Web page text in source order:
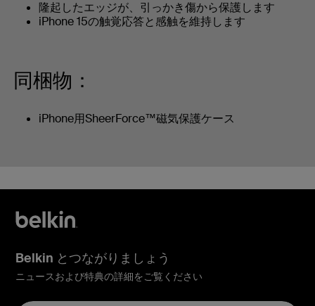
隆起したエッジが、引っかき傷から保護します
iPhone 15の触覚応答と感触を維持します
同梱物：
iPhone用SheerForce™磁気保護ケース
Belkin とつながりましょう
ニュースおよび特典の詳細をご覧ください